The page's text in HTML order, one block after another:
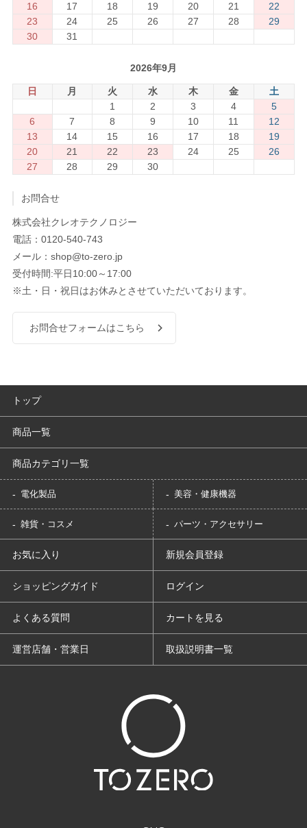
16
17 18 19 20 21
22
23
24 25 26 27 28
29
30
31
2026年9月
日 月 火 水 木 金
土
1
2 3 4
5
6
7 8 9 10 11
12
13
14 15 16 17 18
19
20
21 22 23 24 25
26
27
28 29 30
お問合せ
株式会社クレオテクノロジー
電話：0120-540-743
メール：shop@to-zero.jp
受付時間:平日10:00～17:00
※土・日・祝日はお休みとさせていただいております。
お問合せフォームはこちら
トップ
商品一覧
商品カテゴリ一覧
電化製品 美容・健康機器
雑貨・コスメ パーツ・アクセサリー
お気に入り
ショッピングガイド
よくある質問
運営店舗・営業日
新規会員登録
ログイン
カートを見る
取扱説明書一覧